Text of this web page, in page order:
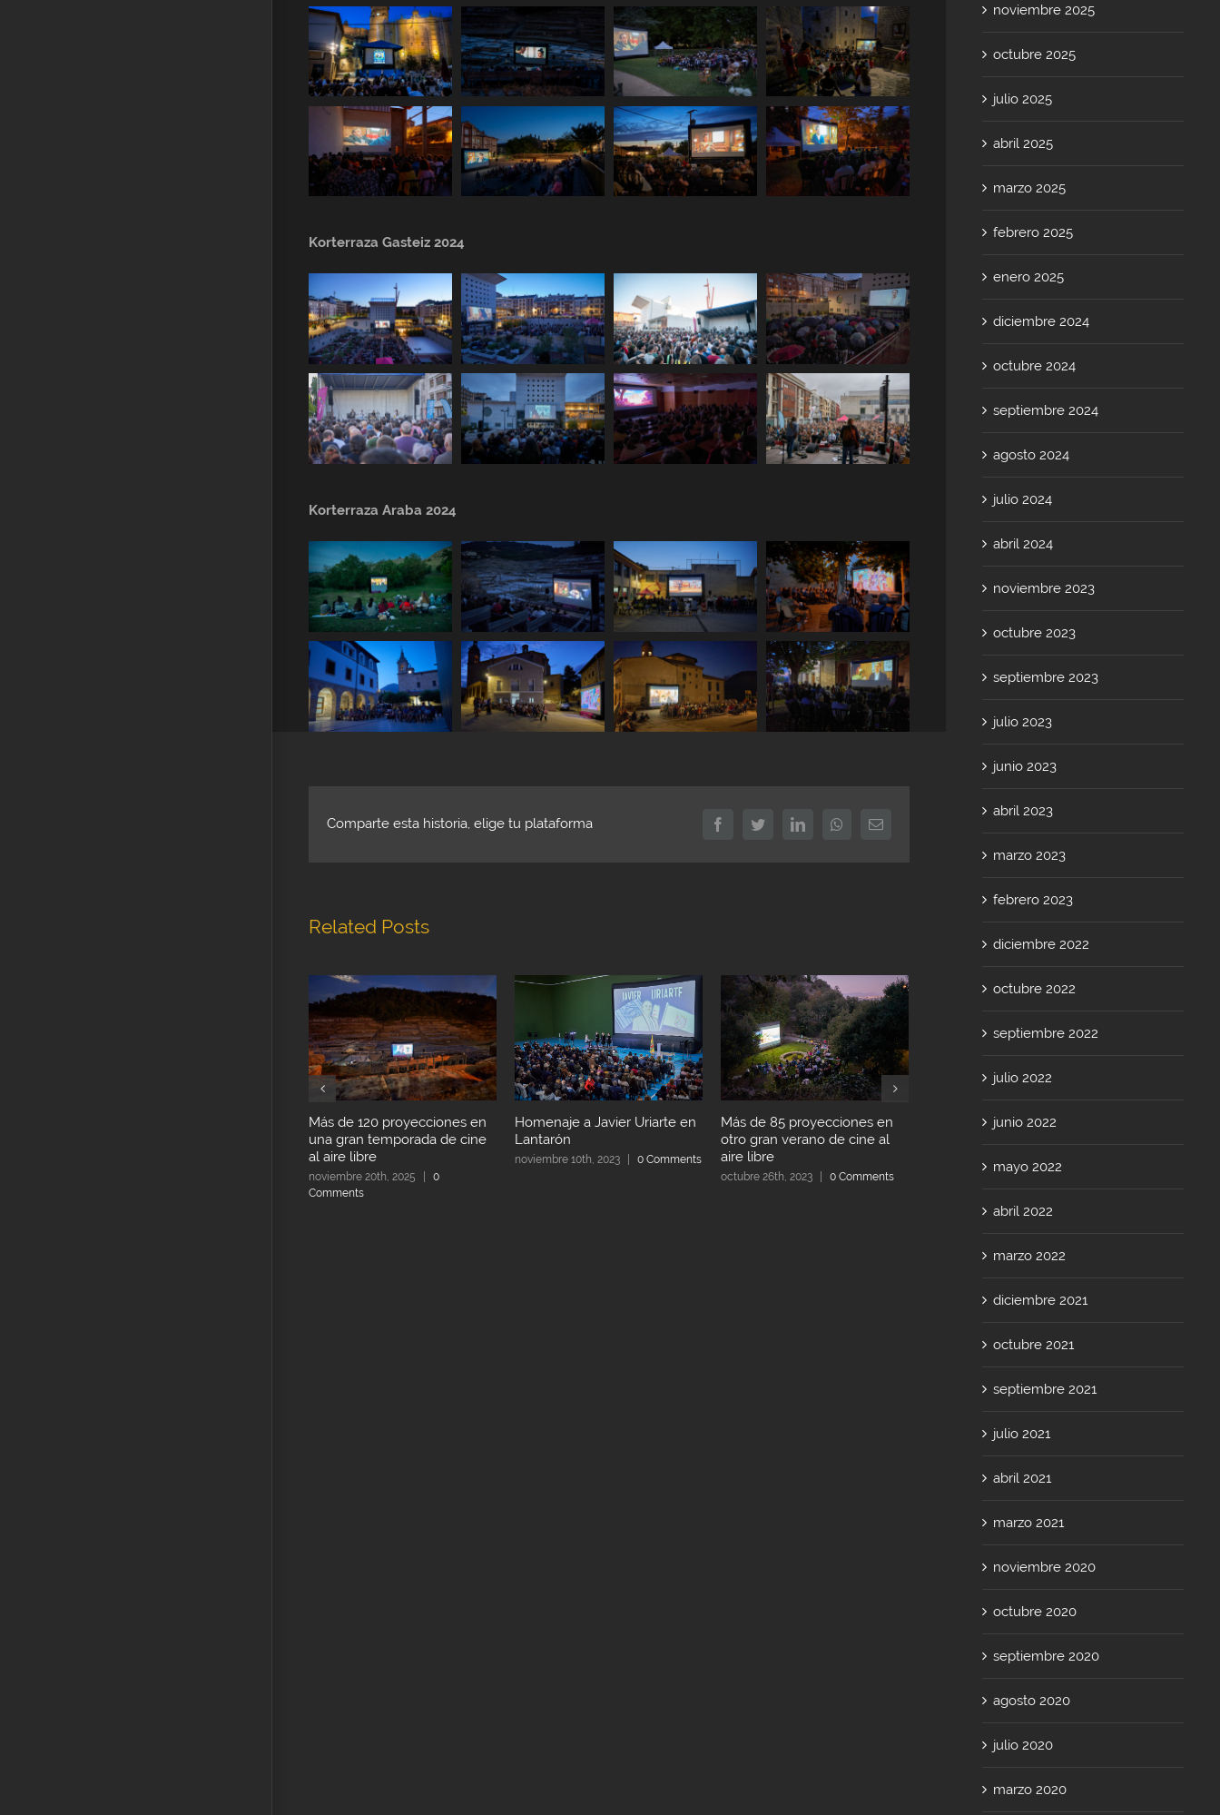
Korterraza Gasteiz 2024
Korterraza Araba 2024
Comparte esta historia, elige tu plataforma FacebookTwitterLinkedInWhatsappEmail
Related Posts
Más de 120 proyecciones en
una gran temporada de cine
al aire libre
noviembre 20th, 2025
0
Comments
Homenaje a Javier Uriarte en
Lantarón
noviembre 10th, 2023 0 Comments
Más de 85 proyecciones en
otro gran verano de cine al
aire libre
octubre 26th, 2023 0 Comments
La 4ª edición de Vitoria-
sesiones al aire libre
noviembre 2025
octubre 2025
julio 2025
abril 2025
marzo 2025
febrero 2025
enero 2025
diciembre 2024
octubre 2024
septiembre 2024
agosto 2024
julio 2024
abril 2024
noviembre 2023
octubre 2023
septiembre 2023
julio 2023
junio 2023
abril 2023
marzo 2023
febrero 2023
diciembre 2022
octubre 2022
septiembre 2022
julio 2022
junio 2022
mayo 2022
abril 2022
marzo 2022
diciembre 2021
octubre 2021
septiembre 2021
julio 2021
abril 2021
marzo 2021
noviembre 2020
octubre 2020
septiembre 2020
agosto 2020
julio 2020
marzo 2020